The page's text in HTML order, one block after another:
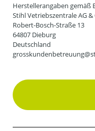
Herstellerangaben gemäß
Stihl Vetriebszentrale AG &
Robert-Bosch-Straße 13
64807 Dieburg
Deutschland